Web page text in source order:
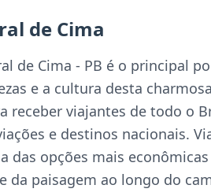
de Cima
de Cima - PB é o principal
e a cultura desta
receber viajantes de todo o
e destinos nacionais.
das opções mais
da paisagem ao longo do